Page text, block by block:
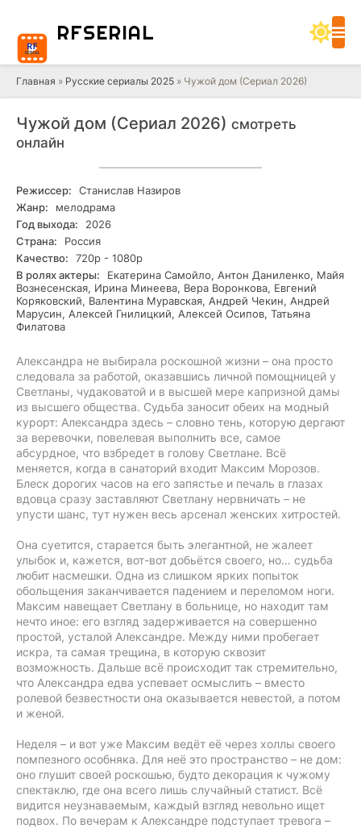
RFSERIAL
Главная » Русские сериалы 2025 » Чужой дом (Сериал 2026)
Чужой дом (Сериал 2026) смотреть
онлайн
Режиссер:
Станислав Назиров
Жанр:
мелодрама
Год выхода:
2026
Страна:
Россия
Качество:
720р - 1080р
В ролях актеры:
Екатерина Самойло, Антон Даниленко, Майя
Вознесенская, Ирина Минеева, Вера Воронкова, Евгений
Коряковский, Валентина Муравская, Андрей Чекин, Андрей
Марусин, Алексей Гнилицкий, Алексей Осипов, Татьяна
Филатова
Александра не выбирала роскошной жизни – она просто
следовала за работой, оказавшись личной помощницей у
Светланы, чудаковатой и в высшей мере капризной дамы
из высшего общества. Судьба заносит обеих на модный
курорт: Александра здесь – словно тень, которую дергают
за веревочки, повелевая выполнить все, самое
абсурдное, что взбредет в голову Светлане. Всё
меняется, когда в санаторий входит Максим Морозов.
Блеск дорогих часов на его запястье и печаль в глазах
вдовца сразу заставляют Светлану нервничать – не
упусти шанс, тут нужен весь арсенал женских хитростей.
Она суетится, старается быть элегантной, не жалеет
улыбок и, кажется, вот-вот добьётся своего, но… судьба
любит насмешки. Одна из слишком ярких попыток
обольщения заканчивается падением и переломом ноги.
Максим навещает Светлану в больнице, но находит там
нечто иное: его взгляд задерживается на совершенно
простой, усталой Александре. Между ними пробегает
искра, та самая трещина, в которую сквозит
возможность. Дальше всё происходит так стремительно,
что Александра едва успевает осмыслить – вместо
ролевой безвестности она оказывается невестой, а потом
и женой.
Неделя – и вот уже Максим ведёт её через холлы своего
помпезного особняка. Для неё это пространство – не дом:
оно глушит своей роскошью, будто декорация к чужому
спектаклю, где она всего лишь случайный статист. Всё
видится неузнаваемым, каждый взгляд невольно ищет
подвох. По вечерам к Александре подступает тревога –